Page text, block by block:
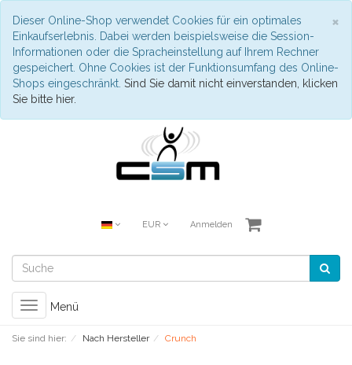
×
Dieser Online-Shop verwendet Cookies für ein optimales
Einkaufserlebnis. Dabei werden beispielsweise die Session-
Informationen oder die Spracheinstellung auf Ihrem Rechner
gespeichert. Ohne Cookies ist der Funktionsumfang des Online-
Shops eingeschränkt. Sind Sie damit nicht einverstanden, klicken
Sie bitte hier.
EUR Anmelden
Toggle
navigation
Menü
Sie sind hier: Nach Hersteller Crunch